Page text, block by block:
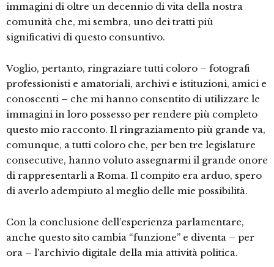
immagini di oltre un decennio di vita della nostra
comunità che, mi sembra, uno dei tratti più
significativi di questo consuntivo.
Voglio, pertanto, ringraziare tutti coloro – fotografi
professionisti e amatoriali, archivi e istituzioni, amici e
conoscenti – che mi hanno consentito di utilizzare le
immagini in loro possesso per rendere più completo
questo mio racconto. Il ringraziamento più grande va,
comunque, a tutti coloro che, per ben tre legislature
consecutive, hanno voluto assegnarmi il grande onore
di rappresentarli a Roma. Il compito era arduo, spero
di averlo adempiuto al meglio delle mie possibilità.
Con la conclusione dell’esperienza parlamentare,
anche questo sito cambia “funzione” e diventa – per
ora – l’archivio digitale della mia attività politica.